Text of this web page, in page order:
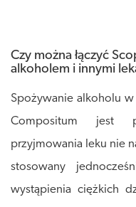
Czy można łączyć
alkoholem i innymi
Spożywanie alkoholu
Compositum jest
przyjmowania leku nie
stosowany
wystąpienia ciężkich